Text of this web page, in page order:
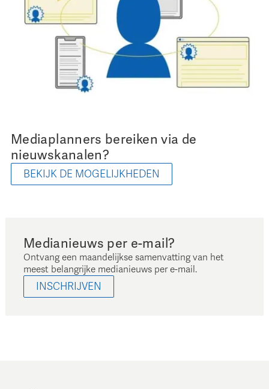
Mediaplanners bereiken via de
nieuwskanalen?
BEKIJK DE MOGELIJKHEDEN
Medianieuws per e-mail?
Ontvang een maandelijkse samenvatting van het
meest belangrijke medianieuws per e-mail.
INSCHRIJVEN